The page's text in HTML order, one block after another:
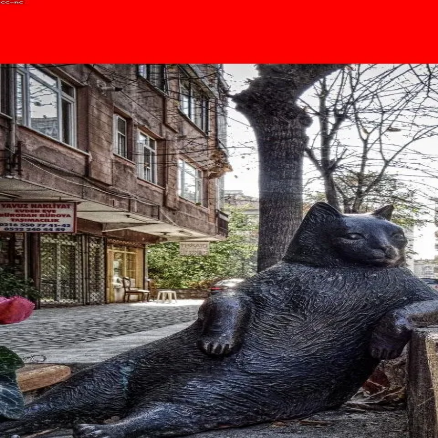
峰糖社交
Discovery
Square Messages Profile
English
首页>广场>西城主播
西城 主播
寻找西城主播？Bee Sugar 是西城地区最专业的主播交友社区，汇聚海量西城高端人士，为您提供私密、安全、真实的交友体
西城精选会员
Amelia